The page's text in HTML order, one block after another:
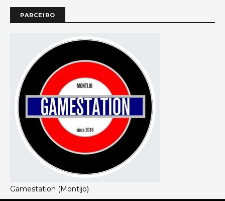
PARCEIRO
Gamestation (Montijo)